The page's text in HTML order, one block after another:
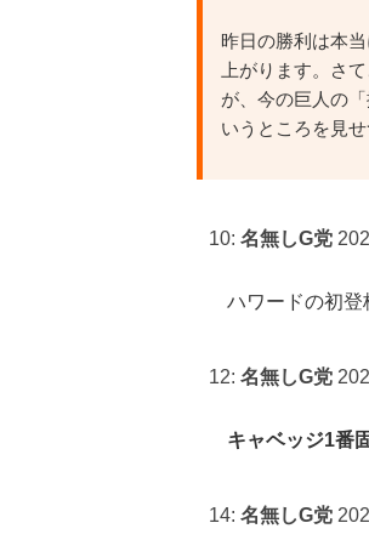
昨日の勝利は本
上がります。さ
が、今の巨人の
いうところを見
10: 名無しG党
ハワードの初
12: 名無しG党
キャベッジ1番
14: 名無しG党